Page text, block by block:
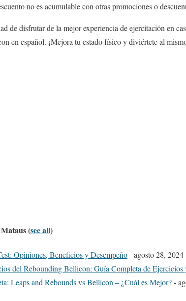
no es acumulable con otras promociones o
de disfrutar de la mejor experiencia de ejercitación en
en español. ¡Mejora tu estado físico y diviértete al
(see all)
Opiniones, Beneficios y Desempeño- agosto 28, 2024
del Rebounding Bellicon: Guía Completa de Ejercicios
Leaps and Rebounds vs Bellicon – ¿Cuál es Mejor?-